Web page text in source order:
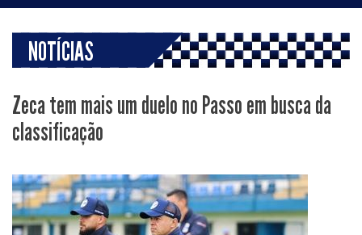
NOTÍCIAS
Zeca tem mais um duelo no Passo em busca da
classificação